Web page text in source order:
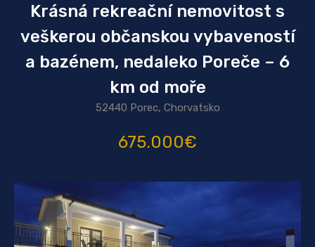
Krásná rekreační nemovitost s
veškerou občanskou vybaveností
a bazénem, ​​nedaleko Poreče – 6
km od moře
52440 Porec, Chorvatsko
675.000€